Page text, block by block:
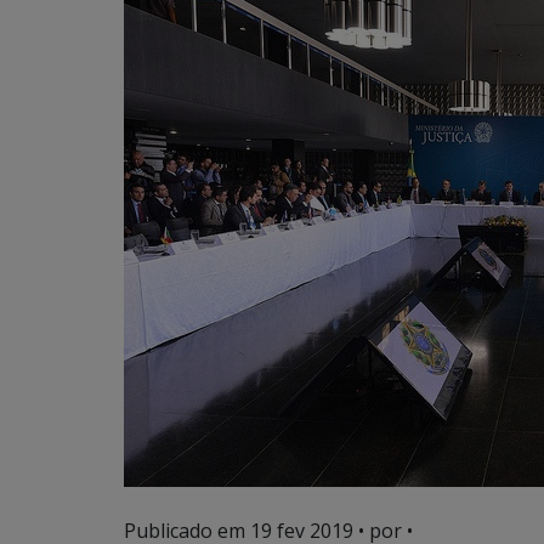
Publicado em 19 fev 2019 • por •